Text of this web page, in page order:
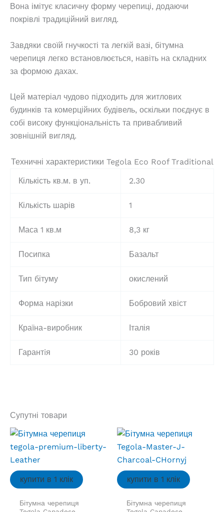
Вона імітує класичну форму черепиці, додаючи
покрівлі традиційний вигляд.
Завдяки своїй гнучкості та легкій вазі, бітумна
черепиця легко встановлюється, навіть на складних
за формою дахах.
Цей матеріал чудово підходить для житлових
будинків та комерційних будівель, оскільки поєднує в
собі високу функціональність та привабливий
зовнішній вигляд.
Техничні характеристики Tegola Eco Roof Traditional
Кількість кв.м. в уп.
2.30
Кількість шарів 1
Маса 1 кв.м 8,3 кг
Посипка Базальт
Тип бітуму окислений
Форма нарізки Бобровий хвіст
Країна-виробник Італія
Гарантiя 30 років
Супутні товари
купити в 1 клік
Бітумна черепиця
купити в 1 клік
Бітумна черепиця